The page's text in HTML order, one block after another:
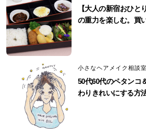
【大人の新宿おひと
の重力を楽しむ。買
小さなヘアメイク相談室
50代60代のペタンコ
わりきれいにする方